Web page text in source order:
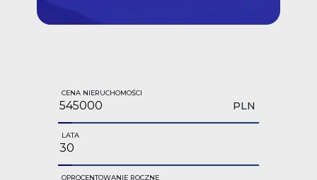
CENA NIERUCHOMOŚCI
PLN
LATA
OPROCENTOWANIE ROCZNE